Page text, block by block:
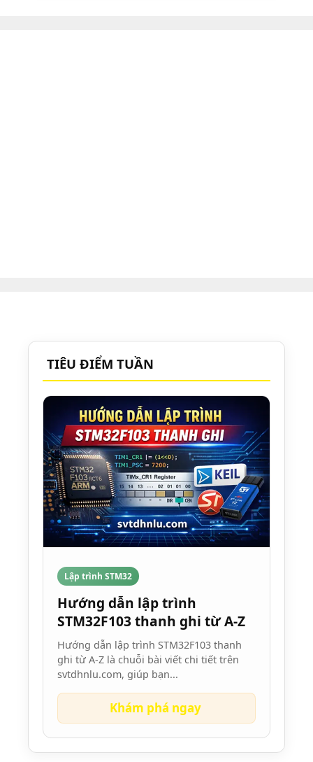
TIÊU ĐIỂM TUẦN
Lập trình STM32
Hướng dẫn lập trình
STM32F103 thanh ghi từ A-Z
Hướng dẫn lập trình STM32F103 thanh
ghi từ A-Z là chuỗi bài viết chi tiết trên
svtdhnlu.com, giúp bạn...
Khám phá ngay